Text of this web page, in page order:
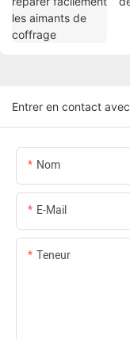
Entrer en contact
Nom
E-Mail
Teneur